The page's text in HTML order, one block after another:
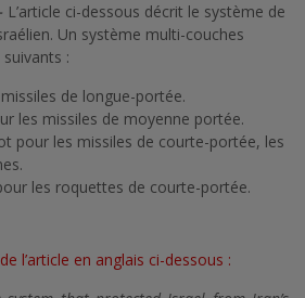
L’article ci-dessous décrit le système de
Un système multi-couches
:
de longue-portée.
les missiles de moyenne portée.
pour les missiles de courte-portée, les
les roquettes de courte-portée.
l’article en anglais ci-dessous :